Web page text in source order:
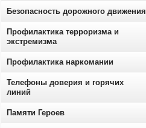
Безопасность дорожного движения
Профилактика терроризма и
экстремизма
Профилактика наркомании
Телефоны доверия и горячих
линий
Памяти Героев